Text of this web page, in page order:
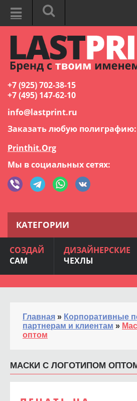
+7 (925) 702-38-15
+7 (495) 147-62-10
info@lastprint.ru
Заказать любую полиграфию:
Printhit.Org
Мы в социальных сетях:
КАТЕГОРИИ
СОЗДАЙ
САМ
ДИЗАЙНЕРСКИЕ
ЧЕХЛЫ
Главная » Корпоративные
партнерам и клиентам »
оптом
МАСКИ С ЛОГОТИПОМ